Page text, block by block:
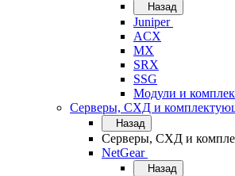
Назад
Juniper
ACX
MX
SRX
SSG
Модули и
Серверы, СХД и
Назад
Серверы, СХД и
NetGear
Назад